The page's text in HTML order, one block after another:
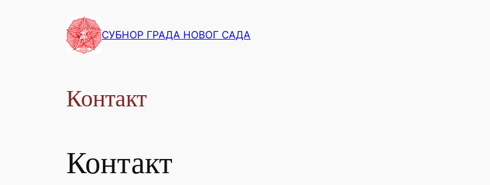
СУБНОР ГРАДА НОВОГ САДА
Контакт
Контакт